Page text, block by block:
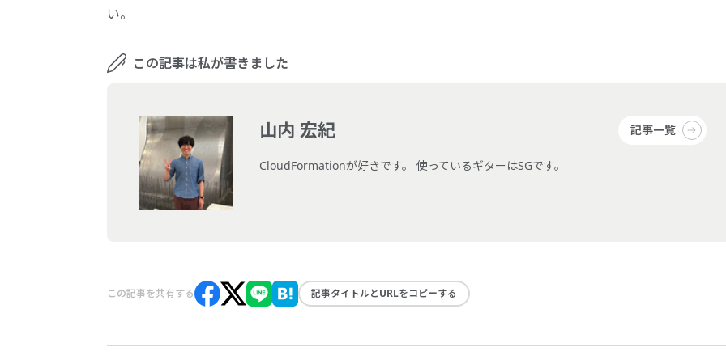
い。
この記事は私が書きました
山内 宏紀 記事一覧
CloudFormationが好きです。 使っているギターはSGです。
この記事を共有する 記事タイトルとURLをコピーする